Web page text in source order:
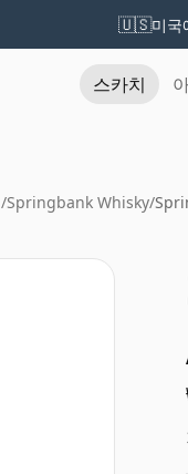
🇺🇸미국
스카치
/Springbank Whisky/